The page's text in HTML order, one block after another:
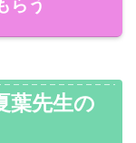
らう
葉先生の